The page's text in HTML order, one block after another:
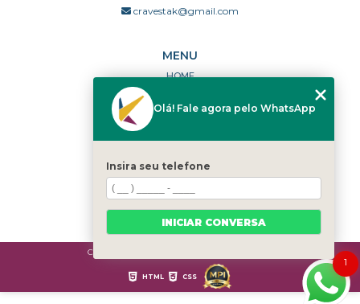
cravestak@gmail.com
MENU
HOME
PORTFÓLIO
DÚVIDAS FREQUENTES
CATEGORIAS
MAPA DO SITE
Copyright © Cravestak. (Lei 9610 de 19/02/1998)
HTML CSS
1
Olá! Fale agora pelo WhatsApp
Insira seu telefone
INICIAR CONVERSA